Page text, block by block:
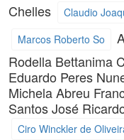
Chelles
Claudio
Marcos Roberto So
Rodella Bettanima
Eduardo Peres
Michela Abreu
SantosJosé
Ciro Winckler de